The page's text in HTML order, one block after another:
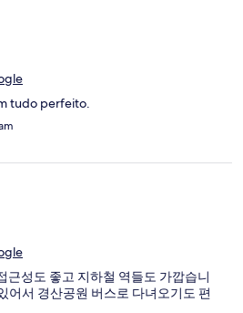
tudo perfeito.
근성도 좋고 지하철 역들도 가깝습니
어서 경산공원 버스로 다녀오기도 편